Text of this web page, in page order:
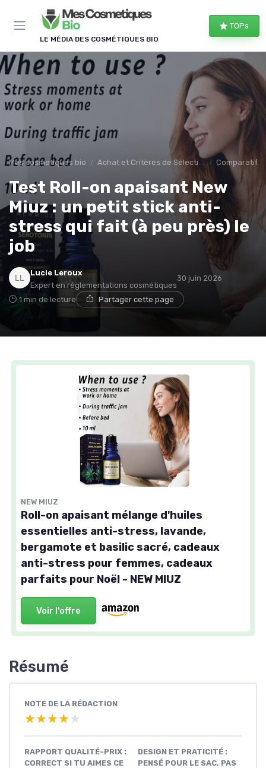
LE MÉDIA DES COSMÉTIQUES BIO
TOPs
Mes cosmetiques bio Achat et Critères de Sélection Comparatifs
Test Roll-on apaisant New
Miuz : un petit stick anti-
stress qui fait (à peu près) le
job
Lucie Leroux
Expert en réglementations cosmétiques
30 juin 2026
1 min de lecture Partager cette page
NEW MIUZ
Roll-on apaisant mélange d'huiles
essentielles anti-stress, lavande,
bergamote et basilic sacré, cadeaux
anti-stress pour femmes, cadeaux
parfaits pour Noël - NEW MIUZ
Voir l'offre
Résumé
NOTE DE LA RÉDACTION
★★★★★
★★★★★
RAPPORT QUALITÉ-PRIX :
CORRECT SI TU AIMES CE
DESIGN ET PRATICITÉ :
PENSÉ POUR LE SAC, PAS
Panneau de gestion des cookies